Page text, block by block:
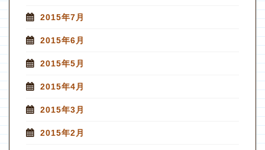
2015年7月
2015年6月
2015年5月
2015年4月
2015年3月
2015年2月